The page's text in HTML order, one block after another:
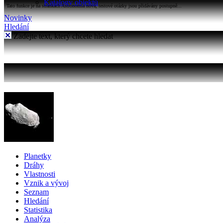
Katalogy objektů
Tato funkce je na stránkách Astronomia nová, testové otázky jsou přidávány postupně...
Novinky
Hledání
Zadejte text, který chcete hledat
Planetky
Dráhy
Vlastnosti
Vznik a vývoj
Seznam
Hledání
Statistika
Analýza